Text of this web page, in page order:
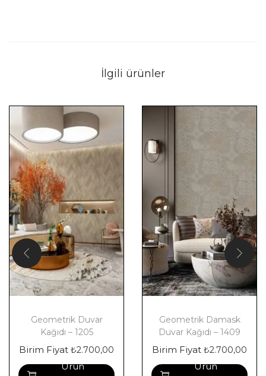
İlgili ürünler
Geometrik Duvar
Kağıdı – 1205
Birim Fiyat ₺2.700,00
Ürün
Geometrik Damask
Duvar Kağıdı – 1409
Birim Fiyat ₺2.700,00
Ürün